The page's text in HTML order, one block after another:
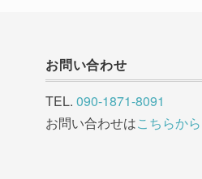
お問い合わせ
TEL. 090-1871-8091
お問い合わせはこちらから